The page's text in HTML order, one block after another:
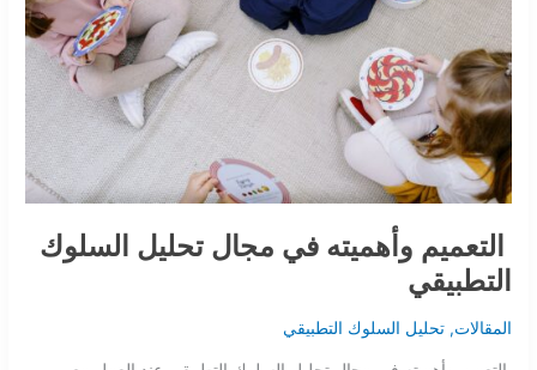
التعميم وأهميته في مجال تحليل السلوك
التطبيقي
المقالات,تحليل السلوك التطبيقي